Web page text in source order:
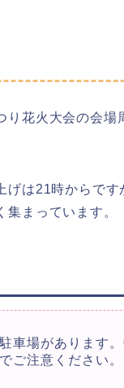
り花火大会の会場
げは21時からです
集まっています。
車場があります
ご注意ください。